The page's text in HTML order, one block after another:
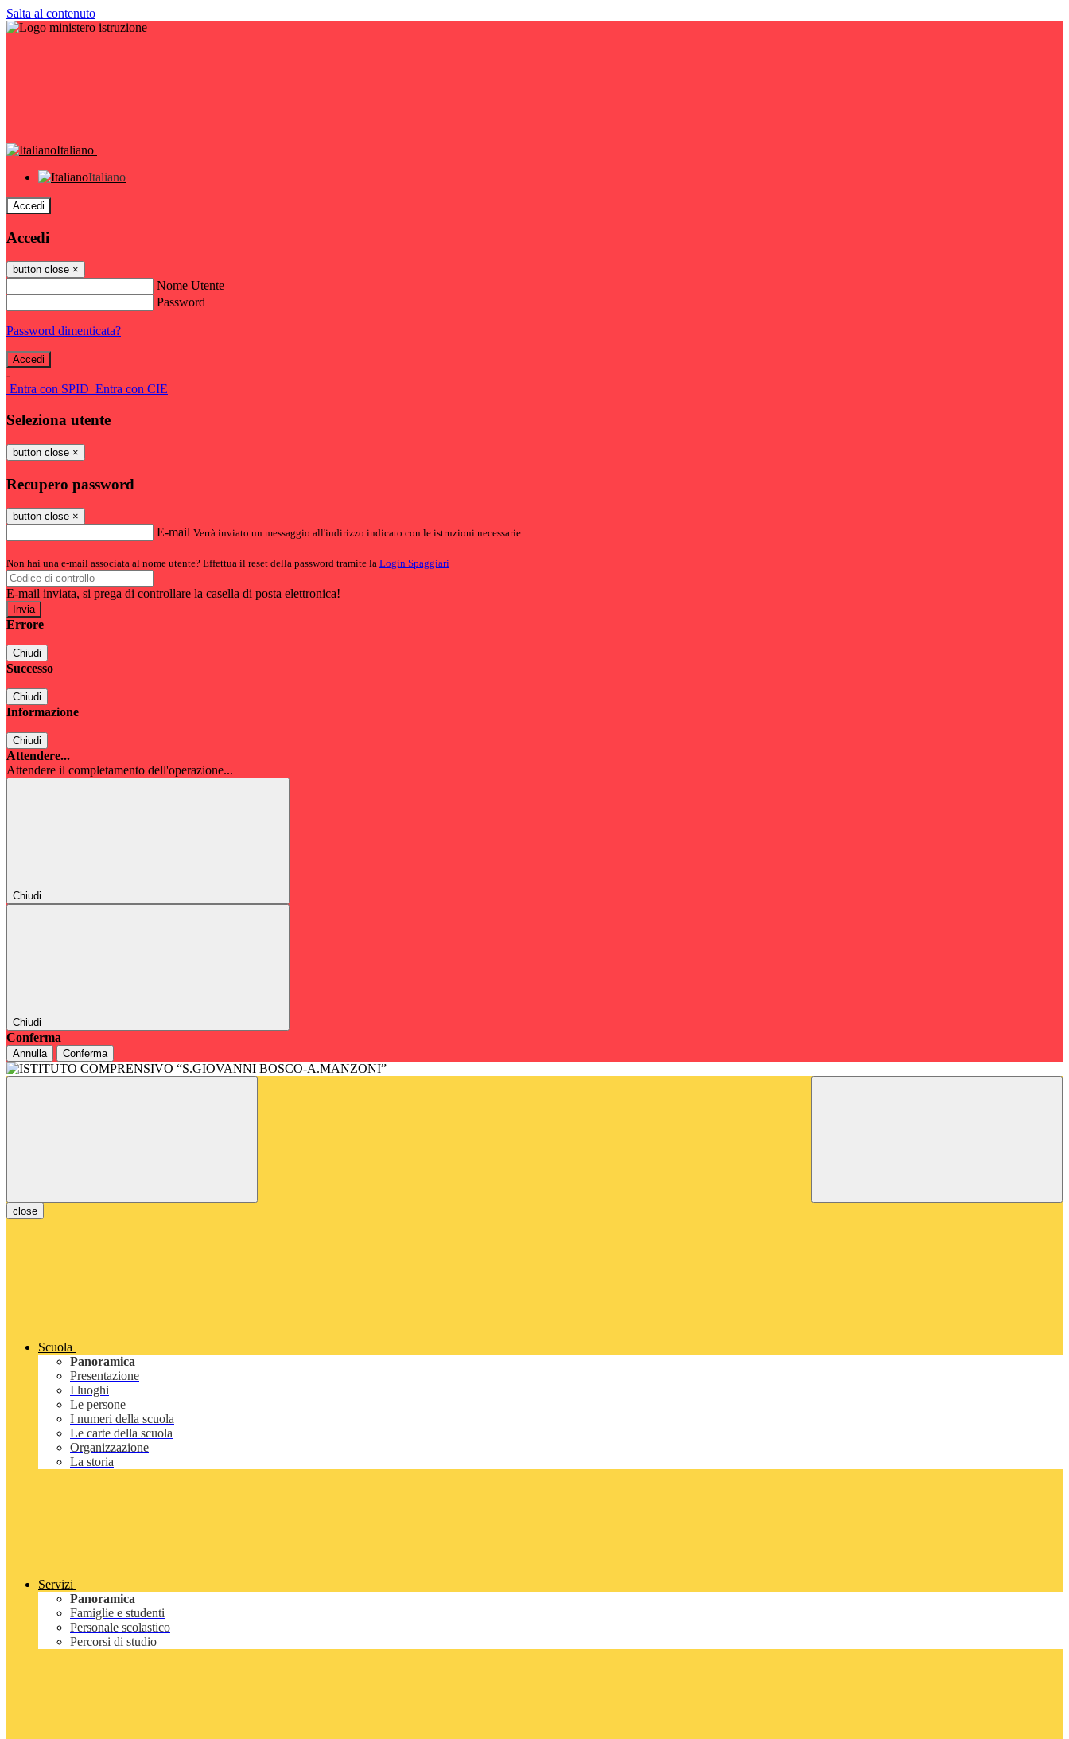
Salta al contenuto
Italiano
Italiano
Accedi
Accedi
button close ×
Nome Utente
Password
Password dimenticata?
-
Entra con SPID Entra con CIE
Seleziona utente
button close ×
Recupero password
button close ×
E-mail Verrà inviato un messaggio all'indirizzo indicato con le istruzioni necessarie.
Non hai una e-mail associata al nome utente? Effettua il reset della password tramite la Login Spaggiari
E-mail inviata, si prega di controllare la casella di posta elettronica!
Errore
Chiudi
Successo
Chiudi
Informazione
Chiudi
Attendere...
Attendere il completamento dell'operazione...
Chiudi
Chiudi
Conferma
Annulla Conferma
close
Scuola
Panoramica
Presentazione
I luoghi
Le persone
I numeri della scuola
Le carte della scuola
Organizzazione
La storia
Servizi
Panoramica
Famiglie e studenti
Personale scolastico
Percorsi di studio